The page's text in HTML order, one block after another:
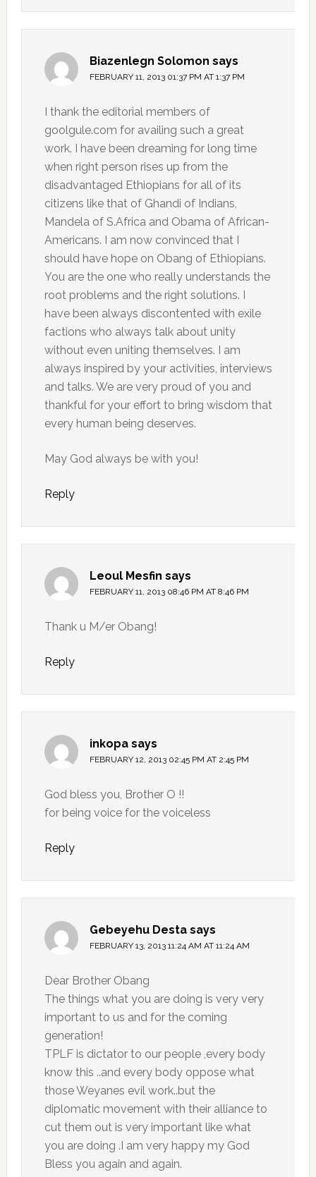
Biazenlegn Solomon says
FEBRUARY 11, 2013 01:37 PM AT 1:37 PM
I thank the editorial members of
goolgule.com for availing such a great
work. I have been dreaming for long time
when right person rises up from the
disadvantaged Ethiopians for all of its
citizens like that of Ghandi of Indians,
Mandela of S.Africa and Obama of African-
Americans. I am now convinced that I
should have hope on Obang of Ethiopians.
You are the one who really understands the
root problems and the right solutions. I
have been always discontented with exile
factions who always talk about unity
without even uniting themselves. I am
always inspired by your activities, interviews
and talks. We are very proud of you and
thankful for your effort to bring wisdom that
every human being deserves.
May God always be with you!
Reply
Leoul Mesfin says
FEBRUARY 11, 2013 08:46 PM AT 8:46 PM
Thank u M/er Obang!
Reply
inkopa says
FEBRUARY 12, 2013 02:45 PM AT 2:45 PM
God bless you, Brother O !!
for being voice for the voiceless
Reply
Gebeyehu Desta says
FEBRUARY 13, 2013 11:24 AM AT 11:24 AM
Dear Brother Obang
The things what you are doing is very very
important to us and for the coming
generation!
TPLF is dictator to our people ,every body
know this ..and every body oppose what
those Weyanes evil work..but the
diplomatic movement with their alliance to
cut them out is very important like what
you are doing .I am very happy my God
Bless you again and again.